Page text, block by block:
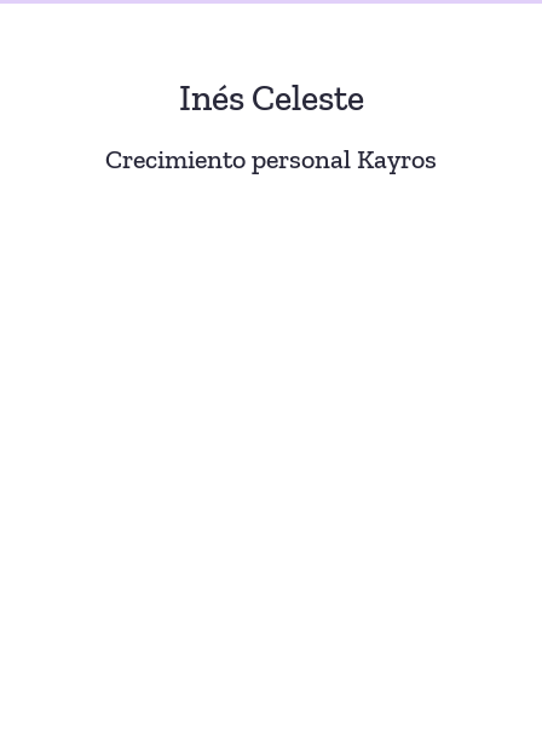
Inés Celeste
Crecimiento personal Kayros